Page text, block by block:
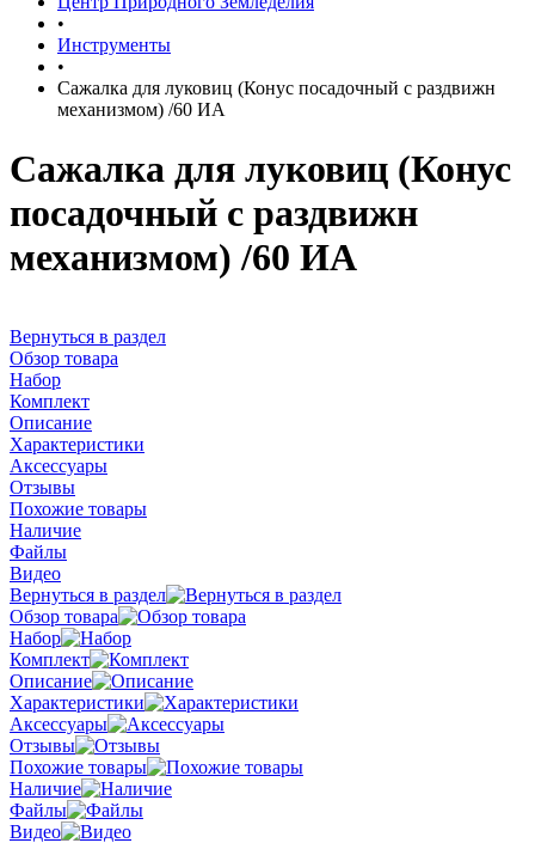
•
Инструменты
•
Сажалка для луковиц (Конус посадочный с раздвижн
механизмом) /60 ИА
Сажалка для луковиц (Конус
посадочный с раздвижн
механизмом) /60 ИА
Вернуться в раздел
Обзор товара
Набор
Комплект
Описание
Характеристики
Аксессуары
Отзывы
Похожие товары
Наличие
Файлы
Видео
Вернуться в раздел
Обзор товара
Набор
Комплект
Описание
Характеристики
Аксессуары
Отзывы
Похожие товары
Наличие
Файлы
Видео